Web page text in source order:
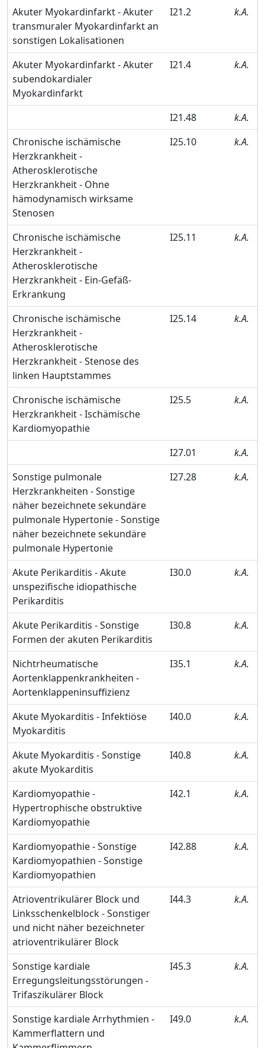
Akuter Myokardinfarkt - Akuter
transmuraler Myokardinfarkt an
sonstigen Lokalisationen
I21.2 k.A.
Akuter Myokardinfarkt - Akuter
subendokardialer
Myokardinfarkt
I21.4 k.A.
I21.48
k.A.
Chronische ischämische
Herzkrankheit -
Atherosklerotische
Herzkrankheit - Ohne
hämodynamisch wirksame
Stenosen
I25.10 k.A.
Chronische ischämische
Herzkrankheit -
Atherosklerotische
Herzkrankheit - Ein-Gefäß-
Erkrankung
I25.11 k.A.
Chronische ischämische
Herzkrankheit -
Atherosklerotische
Herzkrankheit - Stenose des
linken Hauptstammes
I25.14 k.A.
Chronische ischämische
Herzkrankheit - Ischämische
Kardiomyopathie
I25.5 k.A.
I27.01
k.A.
Sonstige pulmonale
Herzkrankheiten - Sonstige
näher bezeichnete sekundäre
pulmonale Hypertonie - Sonstige
näher bezeichnete sekundäre
pulmonale Hypertonie
I27.28 k.A.
Akute Perikarditis - Akute
unspezifische idiopathische
Perikarditis
I30.0 k.A.
Akute Perikarditis - Sonstige
Formen der akuten Perikarditis
I30.8 k.A.
Nichtrheumatische
Aortenklappenkrankheiten -
Aortenklappeninsuffizienz
I35.1 k.A.
Akute Myokarditis - Infektiöse
Myokarditis
I40.0 k.A.
Akute Myokarditis - Sonstige
akute Myokarditis
I40.8 k.A.
Kardiomyopathie -
Hypertrophische obstruktive
Kardiomyopathie
I42.1 k.A.
Kardiomyopathie - Sonstige
Kardiomyopathien - Sonstige
Kardiomyopathien
I42.88 k.A.
Atrioventrikulärer Block und
Linksschenkelblock - Sonstiger
und nicht näher bezeichneter
atrioventrikulärer Block
I44.3 k.A.
Sonstige kardiale
Erregungsleitungsstörungen -
Trifaszikulärer Block
I45.3 k.A.
Sonstige kardiale Arrhythmien -
Kammerflattern und
I49.0 k.A.